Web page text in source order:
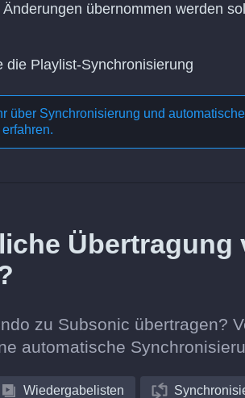
übernommen werden
die Playlist-Synchronisierung
über Synchronisierung und
erfahren.
Übertragung
zu Subsonic übertragen?
automatische
Wiedergabelisten